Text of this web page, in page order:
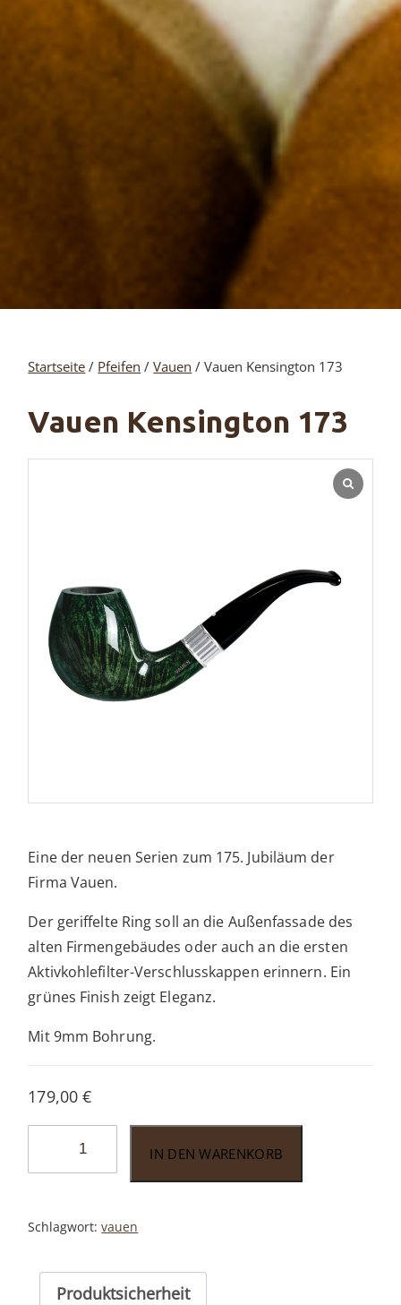
Startseite / Pfeifen /Vauen / Vauen Kensington 173
Vauen Kensington 173
Eine der neuen Serien zum 175. Jubiläum der
Firma Vauen.
Der geriffelte Ring soll an die Außenfassade des
alten Firmengebäudes oder auch an die ersten
Aktivkohlefilter-Verschlusskappen erinnern. Ein
grünes Finish zeigt Eleganz.
Mit 9mm Bohrung.
179,00€
IN DEN WARENKORB
Schlagwort:vauen
Produktsicherheit